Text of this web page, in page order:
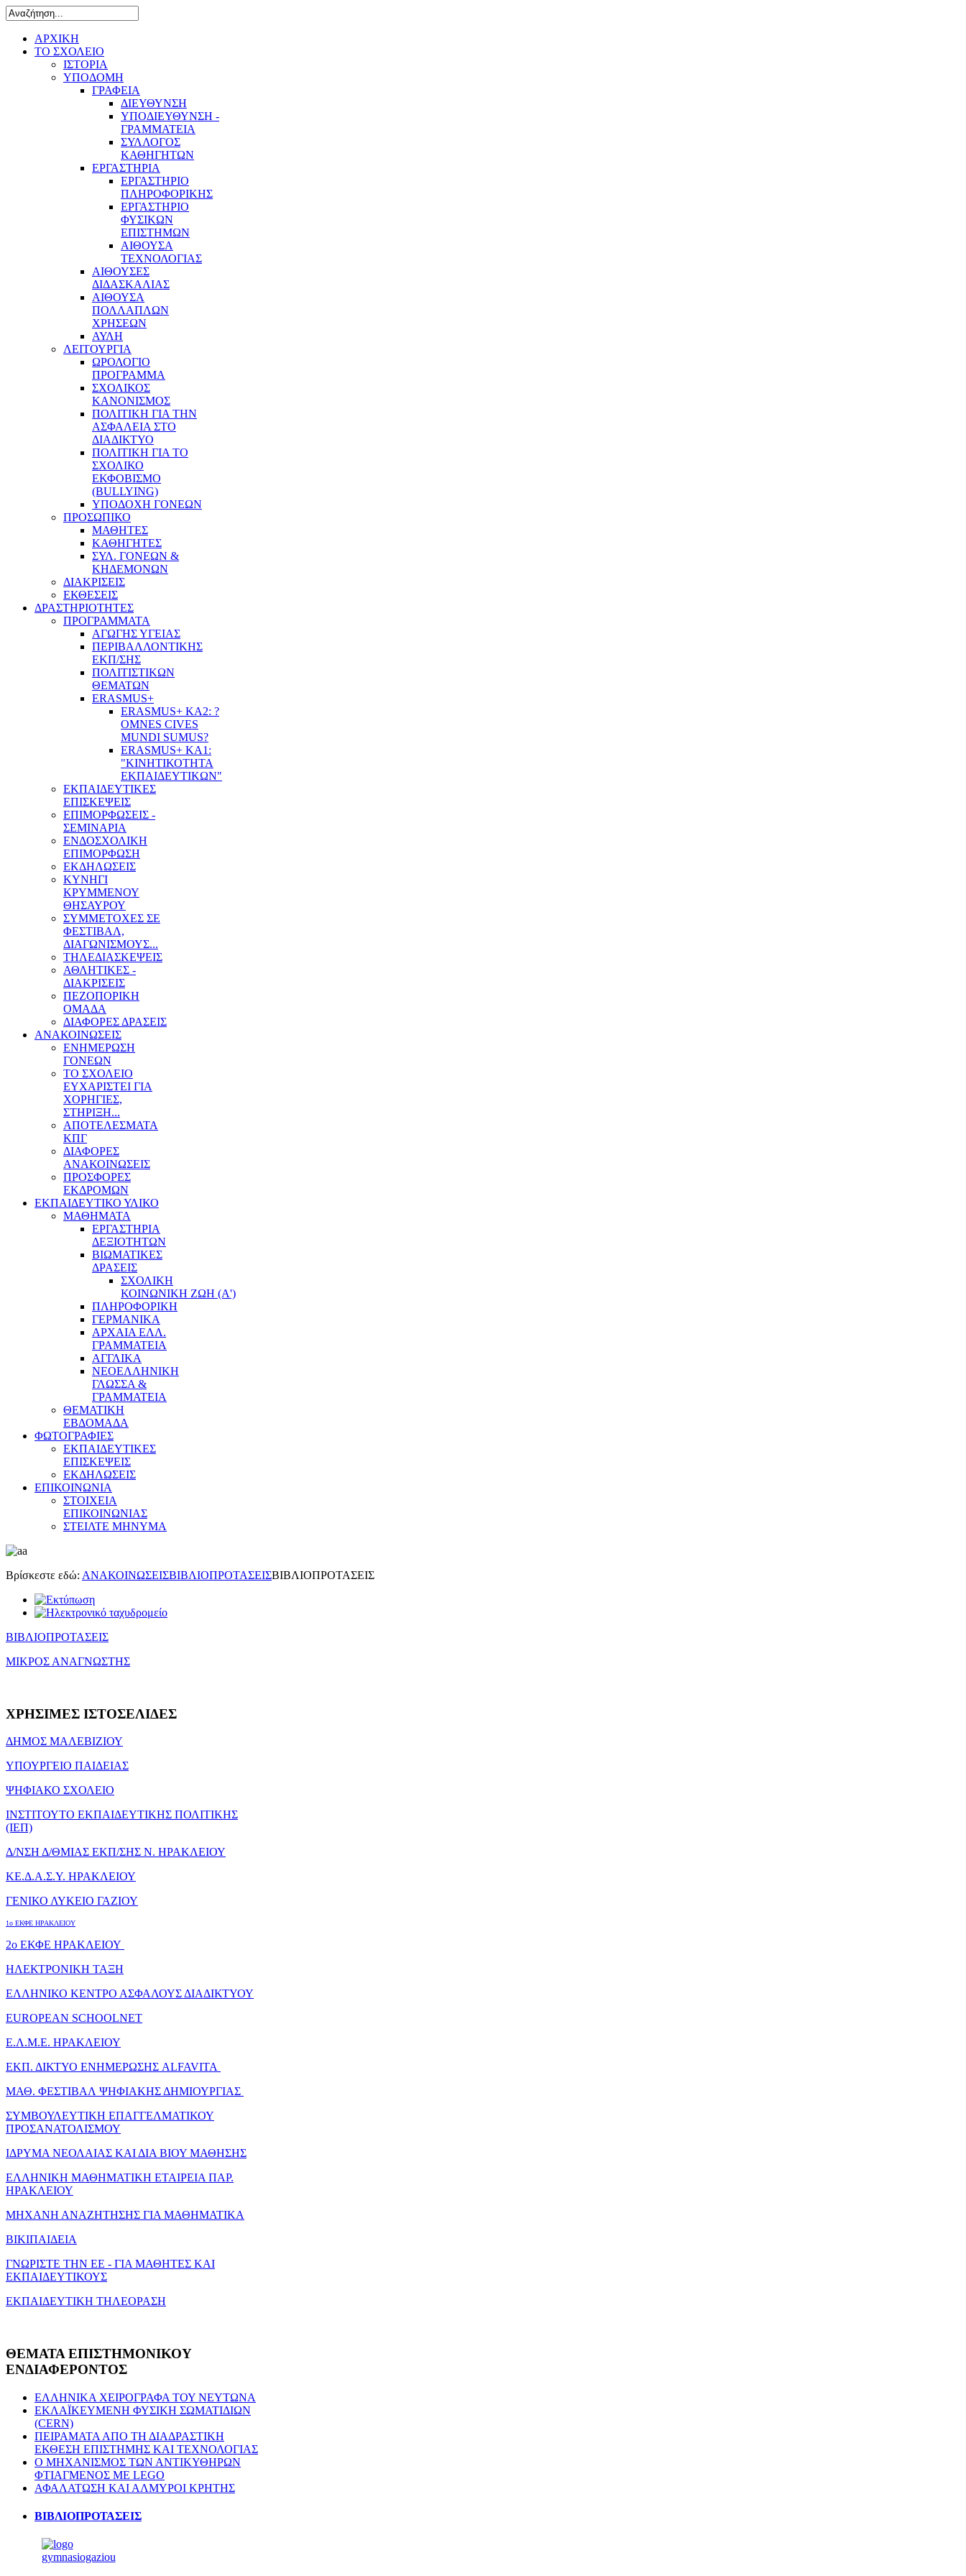
ΑΡΧΙΚΗ
ΤΟ ΣΧΟΛΕΙΟ
ΙΣΤΟΡΙΑ
ΥΠΟΔΟΜΗ
ΓΡΑΦΕΙΑ
ΔΙΕΥΘΥΝΣΗ
ΥΠΟΔΙΕΥΘΥΝΣΗ -
ΓΡΑΜΜΑΤΕΙΑ
ΣΥΛΛΟΓΟΣ
ΚΑΘΗΓΗΤΩΝ
ΕΡΓΑΣΤΗΡΙΑ
ΕΡΓΑΣΤΗΡΙΟ
ΠΛΗΡΟΦΟΡΙΚΗΣ
ΕΡΓΑΣΤΗΡΙΟ
ΦΥΣΙΚΩΝ
ΕΠΙΣΤΗΜΩΝ
ΑΙΘΟΥΣΑ
ΤΕΧΝΟΛΟΓΙΑΣ
ΑΙΘΟΥΣΕΣ
ΔΙΔΑΣΚΑΛΙΑΣ
ΑΙΘΟΥΣΑ
ΠΟΛΛΑΠΛΩΝ
ΧΡΗΣΕΩΝ
ΑΥΛΗ
ΛΕΙΤΟΥΡΓΙΑ
ΩΡΟΛΟΓΙΟ
ΠΡΟΓΡΑΜΜΑ
ΣΧΟΛΙΚΟΣ
ΚΑΝΟΝΙΣΜΟΣ
ΠΟΛΙΤΙΚΗ ΓΙΑ ΤΗΝ
ΑΣΦΑΛΕΙΑ ΣΤΟ
ΔΙΑΔΙΚΤΥΟ
ΠΟΛΙΤΙΚΗ ΓΙΑ ΤΟ
ΣΧΟΛΙΚΟ
ΕΚΦΟΒΙΣΜΟ
(BULLYING)
ΥΠΟΔΟΧΗ ΓΟΝΕΩΝ
ΠΡΟΣΩΠΙΚΟ
ΜΑΘΗΤΕΣ
ΚΑΘΗΓΗΤΕΣ
ΣΥΛ. ΓΟΝΕΩΝ &
ΚΗΔΕΜΟΝΩΝ
ΔΙΑΚΡΙΣΕΙΣ
ΕΚΘΕΣΕΙΣ
ΔΡΑΣΤΗΡΙΟΤΗΤΕΣ
ΠΡΟΓΡΑΜΜΑΤΑ
ΑΓΩΓΗΣ ΥΓΕΙΑΣ
ΠΕΡΙΒΑΛΛΟΝΤΙΚΗΣ
ΕΚΠ/ΣΗΣ
ΠΟΛΙΤΙΣΤΙΚΩΝ
ΘΕΜΑΤΩΝ
ERASMUS+
ERASMUS+ KA2: ?
OMNES CIVES
MUNDI SUMUS?
ERASMUS+ KA1:
"ΚΙΝΗΤΙΚΟΤΗΤΑ
ΕΚΠΑΙΔΕΥΤΙΚΩΝ"
ΕΚΠΑΙΔΕΥΤΙΚΕΣ
ΕΠΙΣΚΕΨΕΙΣ
ΕΠΙΜΟΡΦΩΣΕΙΣ -
ΣΕΜΙΝΑΡΙΑ
ΕΝΔΟΣΧΟΛΙΚΗ
ΕΠΙΜΟΡΦΩΣΗ
ΕΚΔΗΛΩΣΕΙΣ
ΚΥΝΗΓΙ
ΚΡΥΜΜΕΝΟΥ
ΘΗΣΑΥΡΟΥ
ΣΥΜΜΕΤΟΧΕΣ ΣΕ
ΦΕΣΤΙΒΑΛ,
ΔΙΑΓΩΝΙΣΜΟΥΣ...
ΤΗΛΕΔΙΑΣΚΕΨΕΙΣ
ΑΘΛΗΤΙΚΕΣ -
ΔΙΑΚΡΙΣΕΙΣ
ΠΕΖΟΠΟΡΙΚΗ
ΟΜΑΔΑ
ΔΙΑΦΟΡΕΣ ΔΡΑΣΕΙΣ
ΑΝΑΚΟΙΝΩΣΕΙΣ
ΕΝΗΜΕΡΩΣΗ
ΓΟΝΕΩΝ
ΤΟ ΣΧΟΛΕΙΟ
ΕΥΧΑΡΙΣΤΕΙ ΓΙΑ
ΧΟΡΗΓΙΕΣ,
ΣΤΗΡΙΞΗ...
ΑΠΟΤΕΛΕΣΜΑΤΑ
ΚΠΓ
ΔΙΑΦΟΡΕΣ
ΑΝΑΚΟΙΝΩΣΕΙΣ
ΠΡΟΣΦΟΡΕΣ
ΕΚΔΡΟΜΩΝ
ΕΚΠΑΙΔΕΥΤΙΚΟ ΥΛΙΚΟ
ΜΑΘΗΜΑΤΑ
ΕΡΓΑΣΤΗΡΙΑ
ΔΕΞΙΟΤΗΤΩΝ
ΒΙΩΜΑΤΙΚΕΣ
ΔΡΑΣΕΙΣ
ΣΧΟΛΙΚΗ
ΚΟΙΝΩΝΙΚΗ ΖΩΗ (Α')
ΠΛΗΡΟΦΟΡΙΚΗ
ΓΕΡΜΑΝΙΚΑ
ΑΡΧΑΙΑ ΕΛΛ.
ΓΡΑΜΜΑΤΕΙΑ
ΑΓΓΛΙΚΑ
ΝΕΟΕΛΛΗΝΙΚΗ
ΓΛΩΣΣΑ &
ΓΡΑΜΜΑΤΕΙΑ
ΘΕΜΑΤΙΚΗ
ΕΒΔΟΜΑΔΑ
ΦΩΤΟΓΡΑΦΙΕΣ
ΕΚΠΑΙΔΕΥΤΙΚΕΣ
ΕΠΙΣΚΕΨΕΙΣ
ΕΚΔΗΛΩΣΕΙΣ
ΕΠΙΚΟΙΝΩΝΙΑ
ΣΤΟΙΧΕΙΑ
ΕΠΙΚΟΙΝΩΝΙΑΣ
ΣΤΕΙΛΤΕ ΜΗΝΥΜΑ
Βρίσκεστε εδώ: ΑΝΑΚΟΙΝΩΣΕΙΣΒΙΒΛΙΟΠΡΟΤΑΣΕΙΣΒΙΒΛΙΟΠΡΟΤΑΣΕΙΣ
ΒΙΒΛΙΟΠΡΟΤΑΣΕΙΣ
ΜΙΚΡΟΣ ΑΝΑΓΝΩΣΤΗΣ
ΧΡΗΣΙΜΕΣ ΙΣΤΟΣΕΛΙΔΕΣ
ΔΗΜΟΣ ΜΑΛΕΒΙΖΙΟΥ
ΥΠΟΥΡΓΕΙΟ ΠΑΙΔΕΙΑΣ
ΨΗΦΙΑΚΟ ΣΧΟΛΕΙΟ
ΙΝΣΤΙΤΟΥΤΟ ΕΚΠΑΙΔΕΥΤΙΚΗΣ ΠΟΛΙΤΙΚΗΣ
(ΙΕΠ)
Δ/ΝΣΗ Δ/ΘΜΙΑΣ ΕΚΠ/ΣΗΣ Ν. ΗΡΑΚΛΕΙΟΥ
ΚΕ.Δ.Α.Σ.Υ. ΗΡΑΚΛΕΙΟΥ
ΓΕΝΙΚΟ ΛΥΚΕΙΟ ΓΑΖΙΟΥ
1o ΕΚΦΕ ΗΡΑΚΛΕΙΟΥ
2o ΕΚΦΕ ΗΡΑΚΛΕΙΟΥ
ΗΛΕΚΤΡΟΝΙΚΗ ΤΑΞΗ
ΕΛΛΗΝΙΚΟ ΚΕΝΤΡΟ ΑΣΦΑΛΟΥΣ ΔΙΑΔΙΚΤΥΟΥ
EUROPEAN SCHOOLNET
Ε.Λ.Μ.Ε. ΗΡΑΚΛΕΙΟΥ
ΕΚΠ. ΔΙΚΤΥΟ ΕΝΗΜΕΡΩΣΗΣ ALFAVITA
ΜΑΘ. ΦΕΣΤΙΒΑΛ ΨΗΦΙΑΚΗΣ ΔΗΜΙΟΥΡΓΙΑΣ
ΣΥΜΒΟΥΛΕΥΤΙΚΗ ΕΠΑΓΓΕΛΜΑΤΙΚΟΥ
ΠΡΟΣΑΝΑΤΟΛΙΣΜΟΥ
ΙΔΡΥΜΑ ΝΕΟΛΑΙΑΣ ΚΑΙ ΔΙΑ ΒΙΟΥ ΜΑΘΗΣΗΣ
ΕΛΛΗΝΙΚΗ ΜΑΘΗΜΑΤΙΚΗ ΕΤΑΙΡΕΙΑ ΠΑΡ.
ΗΡΑΚΛΕΙΟΥ
ΜΗΧΑΝΗ ΑΝΑΖΗΤΗΣΗΣ ΓΙΑ ΜΑΘΗΜΑΤΙΚΑ
ΒΙΚΙΠΑΙΔΕΙΑ
ΓΝΩΡΙΣΤΕ ΤΗΝ ΕΕ - ΓΙΑ ΜΑΘΗΤΕΣ ΚΑΙ
ΕΚΠΑΙΔΕΥΤΙΚΟΥΣ
ΕΚΠΑΙΔΕΥΤΙΚΗ ΤΗΛΕΟΡΑΣΗ
ΘΕΜΑΤΑ ΕΠΙΣΤΗΜΟΝΙΚΟΥ
ΕΝΔΙΑΦΕΡΟΝΤΟΣ
ΕΛΛΗΝΙΚΑ ΧΕΙΡΟΓΡΑΦΑ ΤΟΥ ΝΕΥΤΩΝΑ
ΕΚΛΑΪΚΕΥΜΕΝΗ ΦΥΣΙΚΗ ΣΩΜΑΤΙΔΙΩΝ
(CERN)
ΠΕΙΡΑΜΑΤΑ ΑΠΟ ΤΗ ΔΙΑΔΡΑΣΤΙΚΗ
ΕΚΘΕΣΗ ΕΠΙΣΤΗΜΗΣ ΚΑΙ ΤΕΧΝΟΛΟΓΙΑΣ
Ο ΜΗΧΑΝΙΣΜΟΣ ΤΩΝ ΑΝΤΙΚΥΘΗΡΩΝ
ΦΤΙΑΓΜΕΝΟΣ ΜΕ LEGO
ΑΦΑΛΑΤΩΣΗ ΚΑΙ ΑΛΜΥΡΟΙ ΚΡΗΤΗΣ
ΒΙΒΛΙΟΠΡΟΤΑΣΕΙΣ